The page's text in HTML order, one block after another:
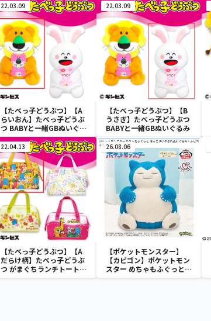
22.03.09
【たべっ子どうぶつ】【A
らいおん】たべっ子どうぶ
つ BABYと一緒GBぬいぐる
み
22.03.09
【たべっ子どうぶつ】【B
うさぎ】たべっ子どうぶつ
BABYと一緒GBぬいぐるみ
22.04.13
【たべっ子どうぶつ】【A
だらけ柄】たべっ子どうぶ
つ がまぐちランチトートバ
ッグ2
26.08.06
【ポケットモンスター】
【カビゴン】ポケットモン
スター めちゃもふぐっと
ほっこりいやされぬいぐる